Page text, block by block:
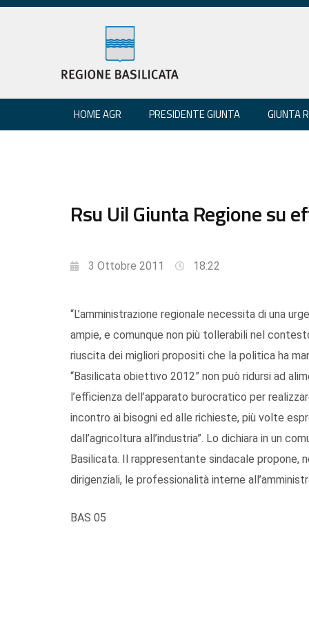
HOME AGR PRESIDENTE GIUNTA GIUNTA
Rsu Uil Giunta Regione su
3 Ottobre 2011 18:22
“L’amministrazione regionale necessita di una
ampie, e comunque non più tollerabili nel
riuscita dei migliori propositi che la politica ha
“Basilicata obiettivo 2012” non può ridursi ad
l’efficienza dell’apparato burocratico per
incontro ai bisogni ed alle richieste, più volte
dall’agricoltura all’industria”. Lo dichiara in un
Basilicata. Il rappresentante sindacale propone,
dirigenziali, le professionalità interne
BAS 05